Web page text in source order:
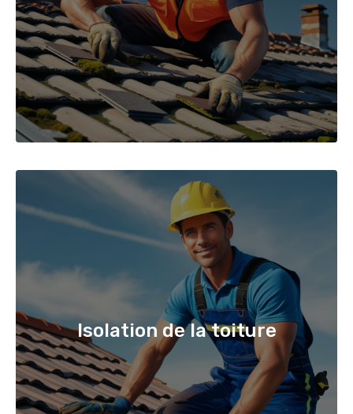
Isolation de la toiture